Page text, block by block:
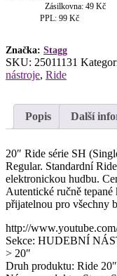
Zásilkovna: 49 Kč
PPL: 99 Kč
Značka: Stagg
SKU: 25011131
nástroje, Ride
Popis Další
20″ Ride série SH
Regular. Standardní
elektronickou hudbu.
Autentické ručně
přijatelnou pro všechny
http://
Sekce: HUDEBNÍ
> 20″
Druh produktu: Ride